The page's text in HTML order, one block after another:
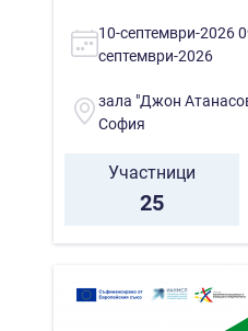
10-септември-2026
септември-2026
зала "Джон
София
Участници
25